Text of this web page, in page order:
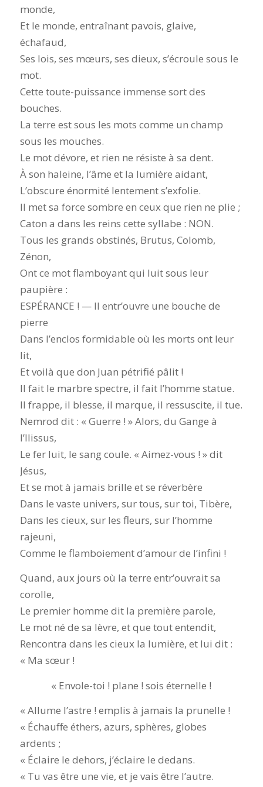
monde,
Et le monde, entraînant pavois, glaive,
échafaud,
Ses lois, ses mœurs, ses dieux, s’écroule sous le
mot.
Cette toute-puissance immense sort des
bouches.
La terre est sous les mots comme un champ
sous les mouches.
Le mot dévore, et rien ne résiste à sa dent.
À son haleine, l’âme et la lumière aidant,
L’obscure énormité lentement s’exfolie.
Il met sa force sombre en ceux que rien ne plie ;
Caton a dans les reins cette syllabe : NON.
Tous les grands obstinés, Brutus, Colomb,
Zénon,
Ont ce mot flamboyant qui luit sous leur
paupière :
ESPÉRANCE ! — Il entr’ouvre une bouche de
pierre
Dans l’enclos formidable où les morts ont leur
lit,
Et voilà que don Juan pétrifié pâlit !
Il fait le marbre spectre, il fait l’homme statue.
Il frappe, il blesse, il marque, il ressuscite, il tue.
Nemrod dit : « Guerre ! » Alors, du Gange à
l’Ilissus,
Le fer luit, le sang coule. « Aimez-vous ! » dit
Jésus,
Et se mot à jamais brille et se réverbère
Dans le vaste univers, sur tous, sur toi, Tibère,
Dans les cieux, sur les fleurs, sur l’homme
rajeuni,
Comme le flamboiement d’amour de l’infini !
Quand, aux jours où la terre entr’ouvrait sa
corolle,
Le premier homme dit la première parole,
Le mot né de sa lèvre, et que tout entendit,
Rencontra dans les cieux la lumière, et lui dit :
« Ma sœur !
« Envole-toi ! plane ! sois éternelle !
« Allume l’astre ! emplis à jamais la prunelle !
« Échauffe éthers, azurs, sphères, globes
ardents ;
« Éclaire le dehors, j’éclaire le dedans.
« Tu vas être une vie, et je vais être l’autre.